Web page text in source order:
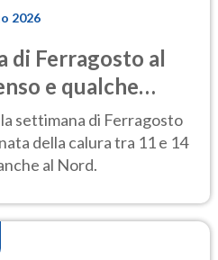
2026
di Ferragosto al
e qualche
settimana di Ferragosto
della calura tra 11 e 14
al Nord.